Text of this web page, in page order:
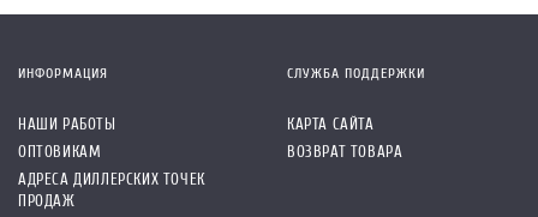
ИНФОРМАЦИЯ
НАШИ РАБОТЫ
ОПТОВИКАМ
АДРЕСА ДИЛЛЕРСКИХ ТОЧЕК
ПРОДАЖ
СЛУЖБА ПОДДЕРЖКИ
КАРТА САЙТА
ВОЗВРАТ ТОВАРА